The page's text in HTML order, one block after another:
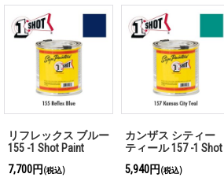
リフレックス ブルー
155 -1 Shot Paint
7,700円 (税込)
カンザス シティー
ティール 157 -1 Shot
5,940円 (税込)